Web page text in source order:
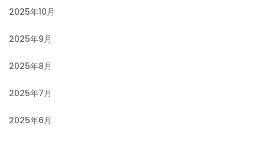
2025年10月
2025年9月
2025年8月
2025年7月
2025年6月